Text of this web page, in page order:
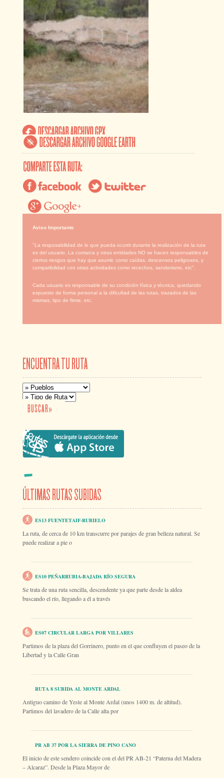
Aviso Importante
"La resposabilidad de lo que pueda ocurrir durante la realización de la ruta
es del usuario. La comarca y otras entidades NO se hacen responsables de
ciertos riesgos que hay que asumir, como caídas, descensos peligrosos, y
compatibilidad con otras actividades como recechos, senderismo, etc".
Cada usuario es responsable de su condición física y técnica, quedando
expuesto de forma personal a la dificultad de las rutas, trazados de las
mismas, tipo de firme, etc.
ENCUENTRA TU RUTA
ÚLTIMAS RUTAS SUBIDAS
ES13 FUENTETAIF-RUBIELO
La ruta, de cerca de 10 km transcurre por parajes de gran belleza natural. Se
puede realizar a pie o
ES10 PEÑARRUBIA-BAJADA RÍO SEGURA
Se trata de una ruta sencilla, descendente ya que parte desde la aldea
buscando el río, llegando a él a través
ES07 CIRCULAR LARGA POR VILLARES
Partimos de la plaza del Gorrinero, punto en el que confluyen el paseo de la
Libertad y la Calle Gran
RUTA 8 SUBIDA AL MONTE ARDAL
Antiguo camino de Yeste al Monte Ardal (unos 1400 m. de altitud).
Partimos del lavadero de la Calle alta por
PR AB 37 POR LA SIERRA DE PINO CANO
El inicio de este sendero coincide con el del PR AB-21 “Paterna del Madera
– Alcaraz”. Desde la Plaza Mayor de